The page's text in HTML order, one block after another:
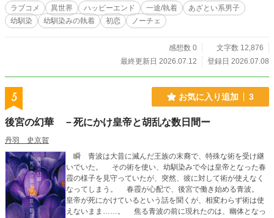
ラブコメ 異世界 ハッピーエンド 一途/執着
あざとい系男子
幼馴染
幼馴染みの執着 初恋 ノーチェ
感想数 0
文字数 12,876
最終更新日 2026.07.12
登録日 2026.07.08
5 お気に入り追加 3
後宮の幻華 －死にかけ皇帝と胡乱な数日間ー
丹羽 史京賀
瞬 青波は大昔に滅んだ王族の末裔で、特殊な術を受け継
いでいた。 その術を使い、幼馴染みで今は皇帝となった春
霞の様子を見守っていたが、突然、彼に対して術が使えなく
なってしまう。 春霞が心配で、後宮で働き始める青波。
皇帝が死にかけているという話を聞くが、相変わらず術は使
えないまま……。 焦る青波の前に現れたのは、幽体となっ